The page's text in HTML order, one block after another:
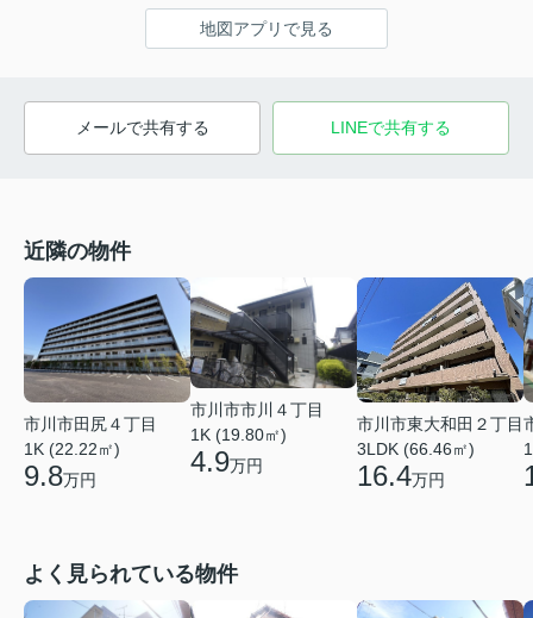
地図アプリで見る
メールで共有する LINEで共有する
近隣の物件
市川市田尻４丁目
1K (22.22㎡)
9.8万円
市川市市川４丁目
1K (19.80㎡)
4.9万円
市川市東大和田２丁目
3LDK (66.46㎡)
16.4万円
よく見られている物件